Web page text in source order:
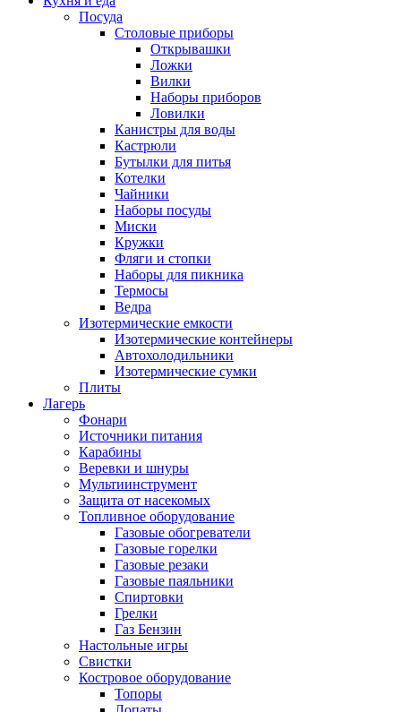
Посуда
Столовые приборы
Открывашки
Ложки
Вилки
Наборы приборов
Ловилки
Канистры для воды
Кастрюли
Бутылки для питья
Котелки
Чайники
Наборы посуды
Миски
Кружки
Фляги и стопки
Наборы для пикника
Термосы
Ведра
Изотермические емкости
Изотермические контейнеры
Автохолодильники
Изотермические сумки
Плиты
Лагерь
Фонари
Источники питания
Карабины
Веревки и шнуры
Мультиинструмент
Защита от насекомых
Топливное оборудование
Газовые обогреватели
Газовые горелки
Газовые резаки
Газовые паяльники
Спиртовки
Грелки
Газ Бензин
Настольные игры
Свистки
Костровое оборудование
Топоры